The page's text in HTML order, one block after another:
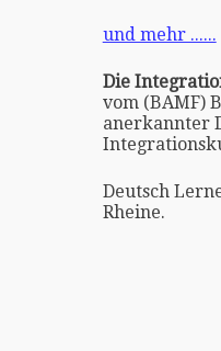
und mehr ......
Die
vom (BAMF)
anerkannter
Deutsch
Rheine.